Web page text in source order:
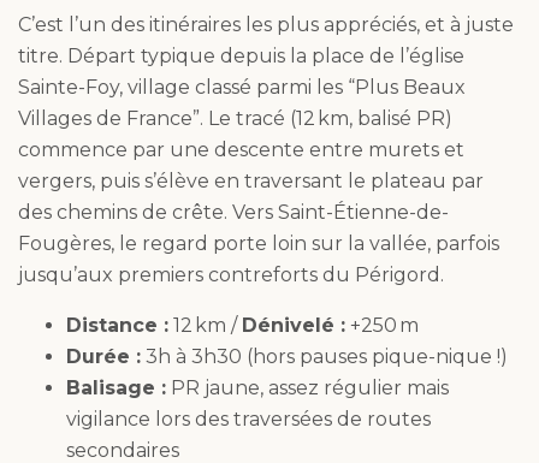
C’est l’un des itinéraires les plus appréciés, et à juste
titre. Départ typique depuis la place de l’église
Sainte-Foy, village classé parmi les “Plus Beaux
Villages de France”. Le tracé (12 km, balisé PR)
commence par une descente entre murets et
vergers, puis s’élève en traversant le plateau par
des chemins de crête. Vers Saint-Étienne-de-
Fougères, le regard porte loin sur la vallée, parfois
jusqu’aux premiers contreforts du Périgord.
Distance : 12 km / Dénivelé : +250 m
Durée : 3h à 3h30 (hors pauses pique-nique !)
Balisage : PR jaune, assez régulier mais
vigilance lors des traversées de routes
secondaires